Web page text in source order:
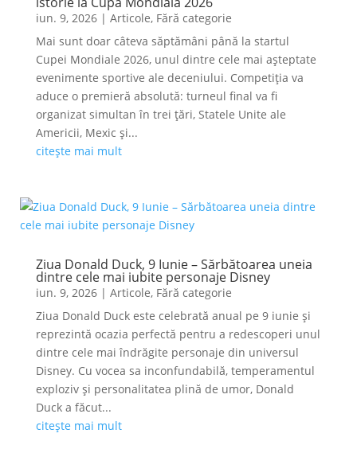
iun. 9, 2026| Articole, Fără categorie
Mai sunt doar câteva săptămâni până la startul
Cupei Mondiale 2026, unul dintre cele mai așteptate
evenimente sportive ale deceniului. Competiția va
aduce o premieră absolută: turneul final va fi
organizat simultan în trei țări, Statele Unite ale
Americii, Mexic și...
citește mai mult
Ziua Donald Duck, 9 Iunie – Sărbătoarea uneia
dintre cele mai iubite personaje Disney
iun. 9, 2026| Articole, Fără categorie
Ziua Donald Duck este celebrată anual pe 9 iunie și
reprezintă ocazia perfectă pentru a redescoperi unul
dintre cele mai îndrăgite personaje din universul
Disney. Cu vocea sa inconfundabilă, temperamentul
exploziv și personalitatea plină de umor, Donald
Duck a făcut...
citește mai mult